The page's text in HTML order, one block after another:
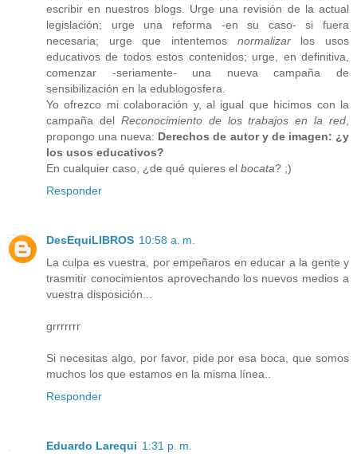
escribir en nuestros blogs. Urge una revisión de la actual
legislación; urge una reforma -en su caso- si fuera
necesaria; urge que intentemos normalizarlos usos
educativos de todos estos contenidos; urge, en definitiva,
comenzar -seriamente- una nueva campaña de
sensibilización en la edublogosfera.
Yo ofrezco mi colaboración y, al igual que hicimos con la
campaña del Reconocimiento de los trabajos en la red
propongo una nueva: Derechos de autor y de imagen: ¿y
los usos educativos?
En cualquier caso, ¿de qué quieres el bocata? ;)
Responder
DesEquiLIBROS 10:58 a. m.
La culpa es vuestra, por empeñaros en educar a la gente y
trasmitir conocimientos aprovechando los nuevos medios a
vuestra disposición...
grrrrrrr
Si necesitas algo, por favor, pide por esa boca, que somos
muchos los que estamos en la misma línea..
Responder
Eduardo Larequi 1:31 p. m.